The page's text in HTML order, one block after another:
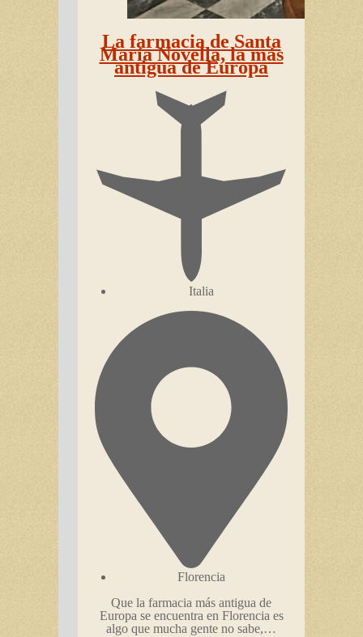
La farmacia de Santa
María Novella, la más
antigua de Europa
Italia
Florencia
Que la farmacia más antigua de
Europa se encuentra en Florencia es
algo que mucha gente no sabe,…